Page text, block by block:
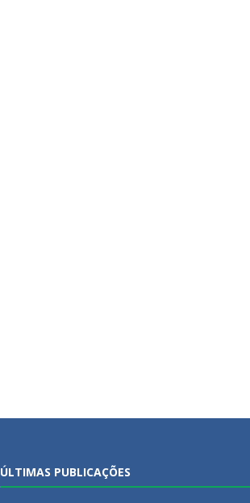
ÚLTIMAS PUBLICAÇÕES